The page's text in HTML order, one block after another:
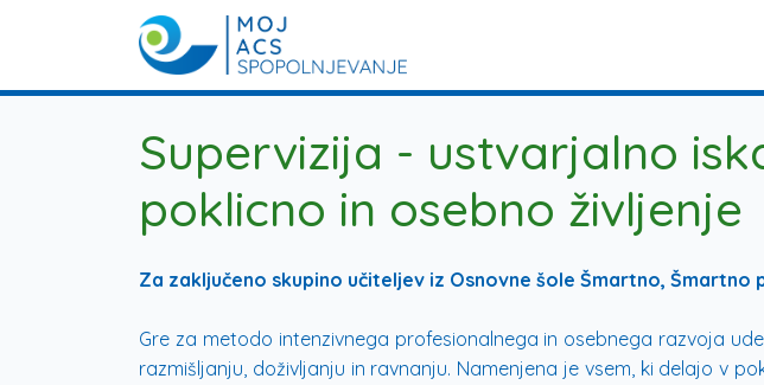
Supervizija - ustvarjalno
poklicno in osebno življenje
Za zaključeno skupino učiteljev iz Osnovne šole Šmartno,
Gre za metodo intenzivnega profesionalnega in osebnega razvoja
razmišljanju, doživljanju in ravnanju. Namenjena je vsem, ki delajo v